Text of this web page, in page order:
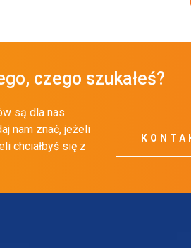
czego szukałeś?
są dla nas
nam znać, jeżeli
chciałbyś się z